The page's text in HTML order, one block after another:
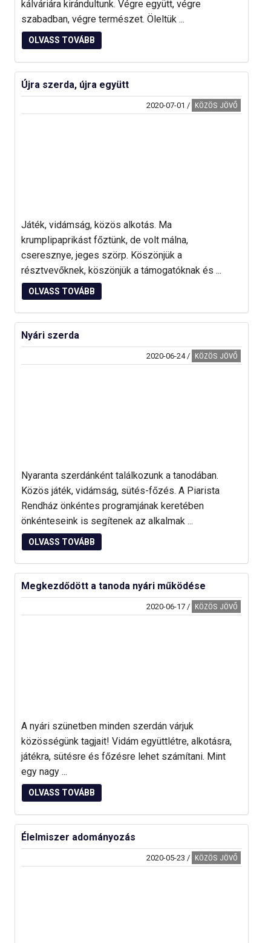
kálváriára kirándultunk. Végre együtt, végre
szabadban, végre természet. Öleltük ...
OLVASS TOVÁBB
Újra szerda, újra együtt
2020-07-01 / KÖZÖS JÖVŐ
Játék, vidámság, közös alkotás. Ma
krumplipaprikást főztünk, de volt málna,
cseresznye, jeges szörp. Köszönjük a
résztvevőknek, köszönjük a támogatóknak és ...
OLVASS TOVÁBB
Nyári szerda
2020-06-24/ KÖZÖS JÖVŐ
Nyaranta szerdánként találkozunk a tanodában.
Közös játék, vidámság, sütés-főzés. A Piarista
Rendház önkéntes programjának keretében
önkénteseink is segítenek az alkalmak ...
OLVASS TOVÁBB
Megkezdődött a tanoda nyári működése
2020-06-17/ KÖZÖS JÖVŐ
A nyári szünetben minden szerdán várjuk
közösségünk tagjait! Vidám együttlétre, alkotásra,
játékra, sütésre és főzésre lehet számítani. Mint
egy nagy ...
OLVASS TOVÁBB
Élelmiszer adományozás
2020-05-23 / KÖZÖS JÖVŐ